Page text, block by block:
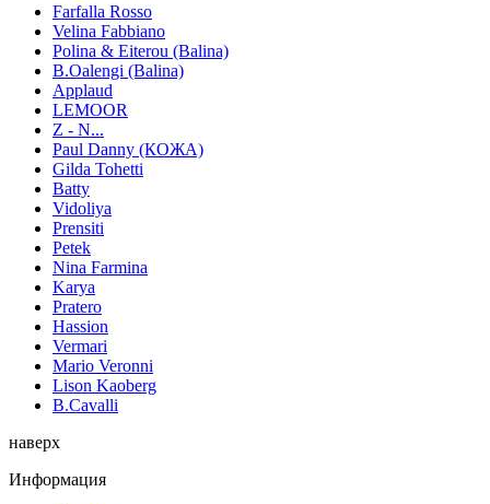
Farfalla Rosso
Velina Fabbiano
Polina & Eiterou (Balina)
B.Oalengi (Balina)
Applaud
LEMOOR
Z - N...
Paul Danny (КОЖА)
Gilda Tohetti
Batty
Vidoliya
Prensiti
Petek
Nina Farmina
Karya
Pratero
Hassion
Vermari
Mario Veronni
Lison Kaoberg
B.Cavalli
наверх
Информация